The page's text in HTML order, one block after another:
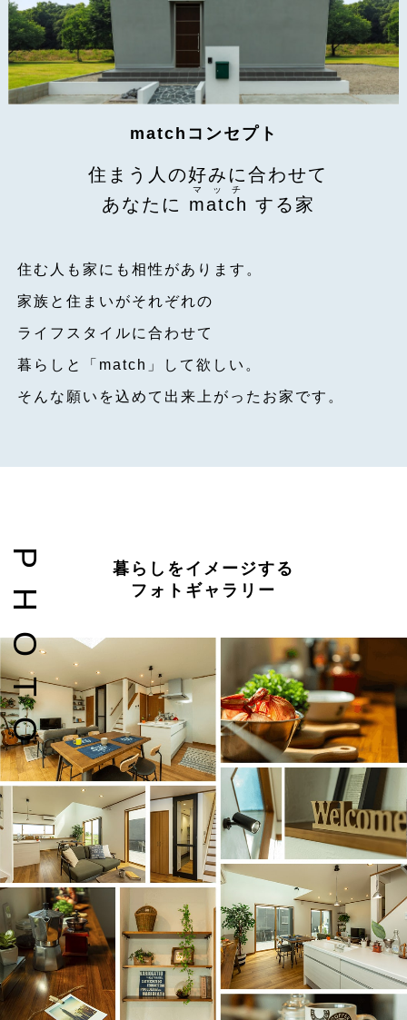
matchコンセプト
住まう人の好みに合わせて
あなたに match
マッチ
する家
住む人も家にも相性があります。
家族と住まいがそれぞれの
ライフスタイルに合わせて
暮らしと「match」して欲しい。
そんな願いを込めて出来上がったお家です。
P
H
O
T
O
暮らしをイメージする
フォトギャラリー